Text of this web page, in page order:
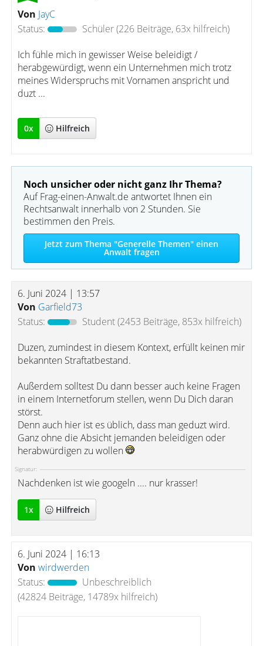
Von JayC
Status:
Schüler(226 Beiträge, 63x hilfreich)
Ich fühle mich in gewisser Weise beleidigt /
herabgewürdigt, wenn ein Unternehmen mich trotz
meines Widerspruchs mit Vornamen anspricht und
duzt ...
0x Hilfreich
Noch unsicher oder nicht ganz Ihr Thema?
Auf Frag-einen-Anwalt.de antwortet Ihnen ein
Rechtsanwalt innerhalb von 2 Stunden. Sie
bestimmen den Preis.
Jetzt zum Thema "Generelle Themen" einen
Anwalt fragen
6. Juni 2024 | 13:57
Von Garfield73
Status:
Student(2453 Beiträge, 853x hilfreich)
Duzen, zumindest in diesem Kontext, erfüllt keinen mir
bekannten Straftatbestand.
Außerdem solltest Du dann besser auch keine Fragen
in einem Internetforum stellen, wenn Du Dich daran
störst.
Denn auch hier ist es üblich, dass man geduzt wird.
Ganz ohne die Absicht jemanden beleidigen oder
herabwürdigen zu wollen
Signatur:
Nachdenken ist wie googeln .... nur krasser!
1x Hilfreich
6. Juni 2024 | 16:13
Von wirdwerden
Status:
Unbeschreiblich
(42824 Beiträge, 14789x hilfreich)